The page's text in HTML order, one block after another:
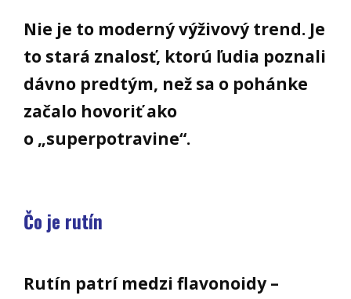
Nie je to moderný výživový trend. Je
to stará znalosť, ktorú ľudia poznali
dávno predtým, než sa o pohánke
začalo hovoriť ako
o „superpotravine“.
Čo je rutín
Rutín patrí medzi flavonoidy –